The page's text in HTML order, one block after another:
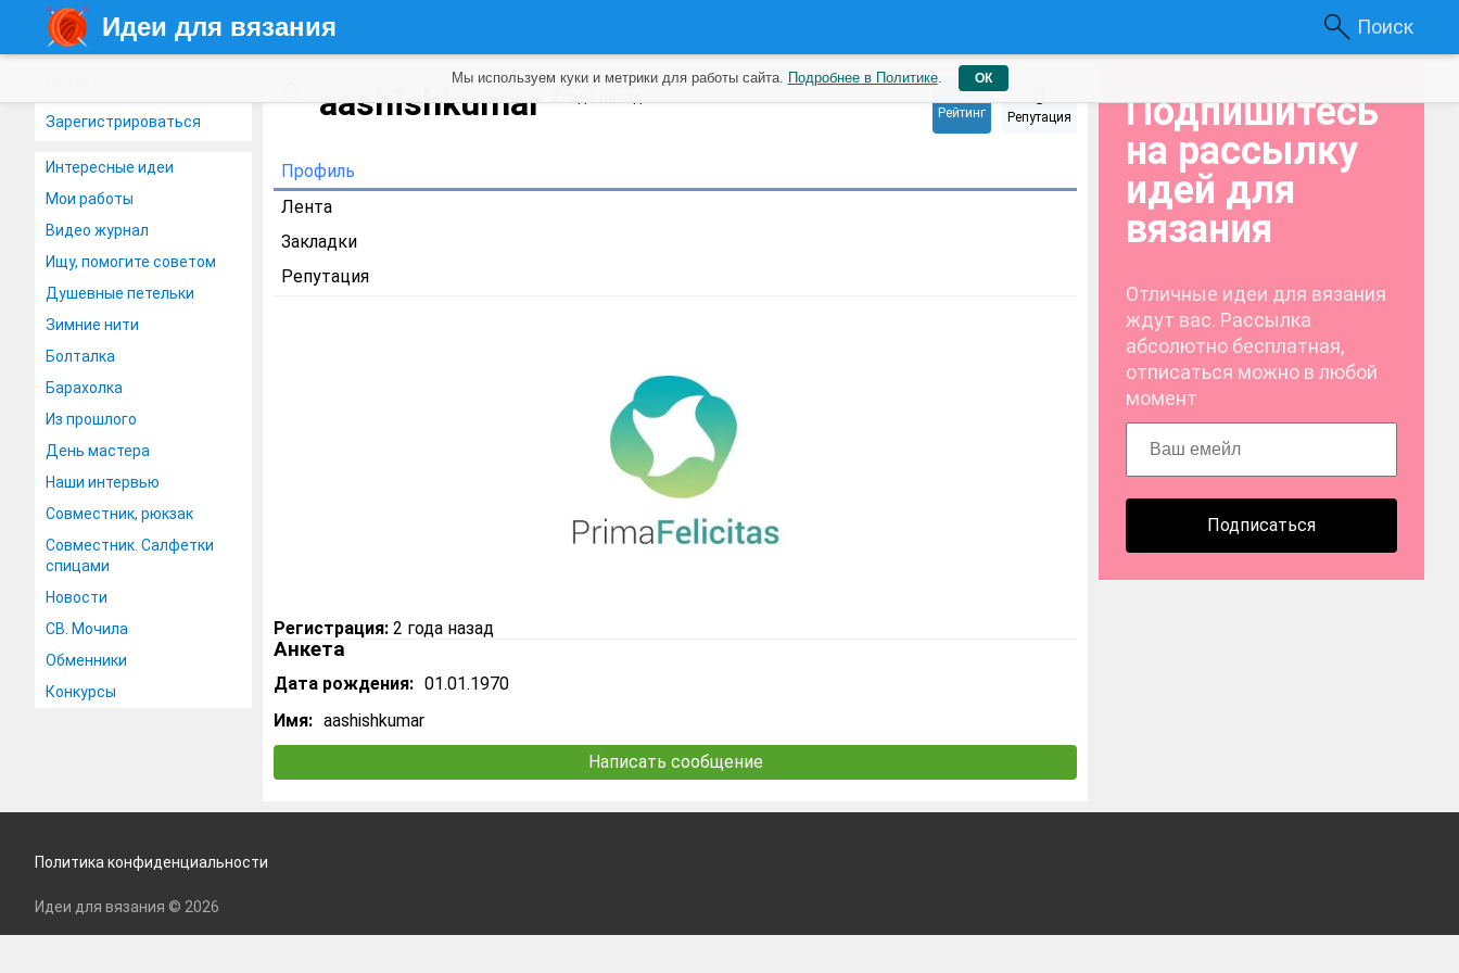
Идеи для вязания Поиск
Зарегистрироваться
Интересные идеи
Мои работы
Видео журнал
Ищу, помогите советом
Душевные петельки
Зимние нити
Болталка
Барахолка
Из прошлого
День мастера
Наши интервью
Совместник, рюкзак
Совместник. Салфетки
спицами
Новости
СВ. Мочила
Обменники
Конкурсы
aashishkumar 0
Рейтинг
0
Репутация
Профиль
Лента
Закладки
Репутация
Регистрация: 2 года назад
Анкета
Дата рождения: 01.01.1970
Имя: aashishkumar
Написать сообщение
Подпишитесь
на рассылку
идей для
вязания
Отличные идеи для вязания
ждут вас. Рассылка
абсолютно бесплатная,
отписаться можно в любой
момент
Подписаться
Мы используем куки и метрики для работы сайта. Подробнее в Политике. ОК
Политика конфиденциальности
Идеи для вязания © 2026